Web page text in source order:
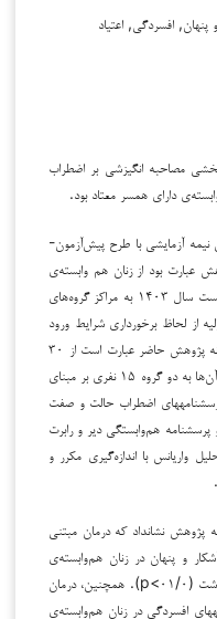
افسردگی, اعتیاد
مصاحبه انگیزشی بر اضطراب
دارای همسر معتاد بود.
آزمایشی با طرح پیش‌آزمون-
عبارت بود از زنان هم وابسته‌ی
دارای همسر معتاد شهر تهران که در ۳ ماهه نخست سال ۱۴۰۳ به مراکز گروه‌های
از لحاظ برخورداری شرایط ورود
به نمونه آماری مورد گزینش قرار گرفته اند. نمونه پژوهش حاضر عبارت است از ۳۰
نفر که به روش نمونه‌گیری در دسترس و تقسیم آن‌ها به دو گروه ۱۵ نفری بر مبنای
اضطراب حالت و صفت
افسردگی بک و پرسشنامه هم‌وابستگی دیر و رابرت
واریانس با اندازه‌گیری مکرر و
پژوهش نشان­داد که درمان مبتنی
و پنهان در زنان هم‌وابسته‌ی
دارای همسر معتاد به میزان ۵۱/۰ واحد تاثیر داشت (۰۱/۰>p). همچنین، درمان
افسردگی در زنان هم‌وابسته‌ی